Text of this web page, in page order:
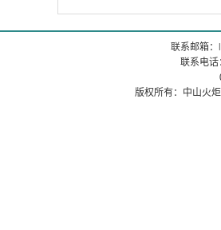
联系邮箱：
联系电
版权所有：中山火